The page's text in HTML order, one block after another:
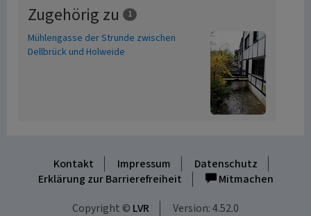
Zugehörig zu 1
Mühlengasse der Strunde zwischen
Dellbrück und Holweide
Kontakt Impressum
Datenschutz
Erklärung zur Barrierefreiheit
Mitmachen
Copyright © LVR Version: 4.52.0